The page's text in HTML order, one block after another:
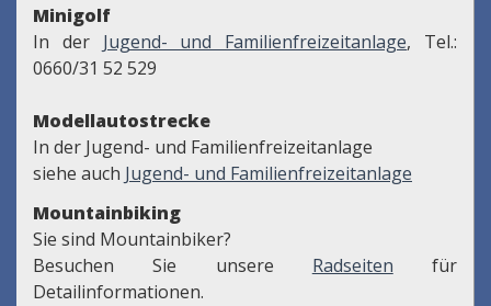
Minigolf
In der Jugend- und Familienfreizeitanlage, Tel.:
0660/31 52 529
Modellautostrecke
In der Jugend- und Familienfreizeitanlage
siehe auch Jugend- und Familienfreizeitanlage
Mountainbiking
Sie sind Mountainbiker?
Besuchen Sie unsere Radseiten
für
Detailinformationen.